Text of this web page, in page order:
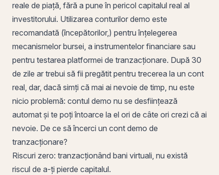
reale de piață, fără a pune în pericol capitalul real al
investitorului. Utilizarea conturilor demo este
recomandată (începătorilor,) pentru înțelegerea
mecanismelor bursei, a instrumentelor financiare sau
pentru testarea platformei de tranzacționare. După 30
de zile ar trebui să fii pregătit pentru trecerea la un cont
real, dar, dacă simți că mai ai nevoie de timp, nu este
nicio problemă: contul demo nu se desființează
automat și te poți întoarce la el ori de câte ori crezi că ai
nevoie. De ce să încerci un cont demo de
tranzacționare?
Riscuri zero: tranzacționând bani virtuali, nu există
riscul de a-ți pierde capitalul.